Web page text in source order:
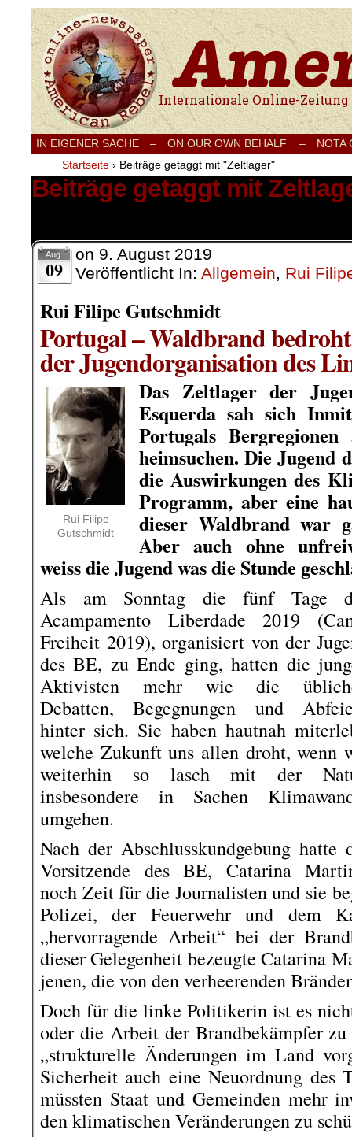
Internationale Onlinezeitung für Frieden,
IN EIGENER SACHE – ON OUR OWN BEHALF –
NOTA
Startseite › Beiträge getaggt mit "Zeltlager"
Beiträge getaggt mit
Aug.
09
on 9. August 2019
Veröffentlicht In: Allgemein, Rui
Rui Filipe Gutschmidt
Portugal – Waldbrand
der Jugendorganisation des
Rui Filipe
Gutschmidt
Das Zeltlager der
Esquerda sah sich
Portugals
heimsuchen. Die Jugend
die Auswirkungen des
Programm, aber eine
dieser Waldbrand war
Aber auch ohne
weiss die Jugend was die Stunde
Als am Sonntag die fünf Tage
Acampamento Liberdade 2019
Freiheit 2019), organisiert von der
des BE, zu Ende ging, hatten die
Aktivisten mehr wie die
Debatten, Begegnungen und
hinter sich. Sie haben hautnah
welche Zukunft uns allen droht, wenn
weiterhin so lasch mit der
insbesondere in Sachen
umgehen.
Nach der Abschlusskundgebung hatte
Vorsitzende des BE, Catarina
noch Zeit für die Journalisten und sie
Polizei, der Feuerwehr und dem
„hervorragende Arbeit“ bei der
dieser Gelegenheit bezeugte Catarina
jenen, die von den verheerenden
Doch für die linke Politikerin ist es
oder die Arbeit der Brandbekämpfer
„strukturelle Änderungen im Land
Sicherheit auch eine Neuordnung des
müssten Staat und Gemeinden mehr
den klimatischen Veränderungen zu